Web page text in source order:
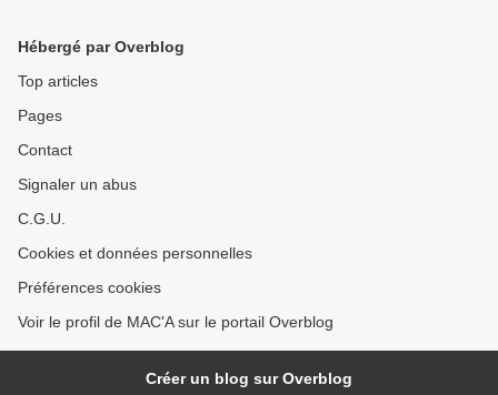
Hébergé par Overblog
Top articles
Pages
Contact
Signaler un abus
C.G.U.
Cookies et données personnelles
Préférences cookies
Voir le profil de MAC'A sur le portail Overblog
Créer un blog sur Overblog